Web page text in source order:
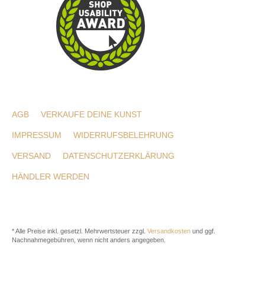
AGB VERKAUFE DEINE KUNST
IMPRESSUM WIDERRUFSBELEHRUNG
VERSAND DATENSCHUTZERKLÄRUNG
HÄNDLER WERDEN
* Alle Preise inkl. gesetzl. Mehrwertsteuer zzgl. Versandkosten und ggf.
Nachnahmegebühren, wenn nicht anders angegeben.